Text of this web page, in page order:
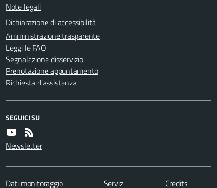
Note legali
Dichiarazione di accessibilità
Amministrazione trasparente
Leggi le FAQ
Segnalazione disservizio
Prenotazione appuntamento
Richiesta d'assistenza
SEGUICI SU
Newsletter
Dati monitoraggio Servizi Credits